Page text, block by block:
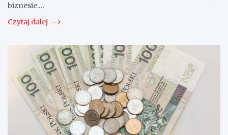
biznesie.…
Czytaj dalej